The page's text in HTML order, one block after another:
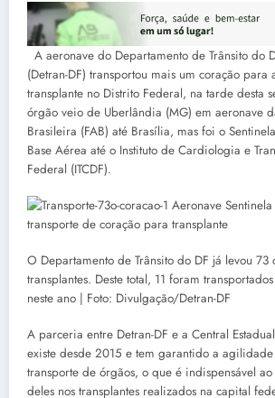
A aeronave do Departamento de Trânsito do
(Detran-DF) transportou mais um coração para
transplante no Distrito Federal, na tarde desta
órgão veio de Uberlândia (MG) em aeronave
Brasileira (FAB) até Brasília, mas foi o
Base Aérea até o Instituto de Cardiologia e
Federal (ITCDF).
O Departamento de Trânsito do DF já levou 73
transplantes. Deste total, 11 foram
neste ano | Foto: Divulgação/Detran-DF
A parceria entre Detran-DF e a Central
existe desde 2015 e tem garantido a
transporte de órgãos, o que é indispensável
deles nos transplantes realizados na capital